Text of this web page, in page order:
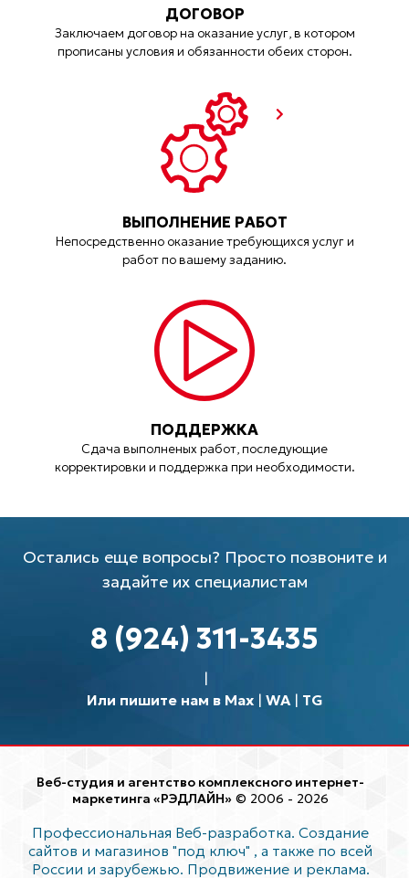
ДОГОВОР
Заключаем договор на оказание услуг, в котором
прописаны условия и обязанности обеих сторон.
ВЫПОЛНЕНИЕ РАБОТ
Непосредственно оказание требующихся услуг и
работ по вашему заданию.
ПОДДЕРЖКА
Сдача выполненых работ, последующие
корректировки и поддержка при необходимости.
Остались еще вопросы? Просто позвоните и
задайте их специалистам
8 (924) 311-3435
Или пишите нам в Max| WA| TG
Веб-студия и агентство комплексного интернет-
маркетинга «РЭДЛАЙН» © 2006 - 2026
Профессиональная Веб-разработка. Создание
сайтов и магазинов "под ключ" , а также по всей
России и зарубежью. Продвижение и реклама.